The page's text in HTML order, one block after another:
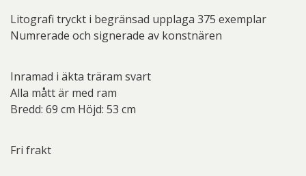
Litografi tryckt i begränsad upplaga 375 exemplar
Numrerade och signerade av konstnären
Inramad i äkta träram svart
Alla mått är med ram
Bredd: 69 cm Höjd: 53 cm
Fri frakt